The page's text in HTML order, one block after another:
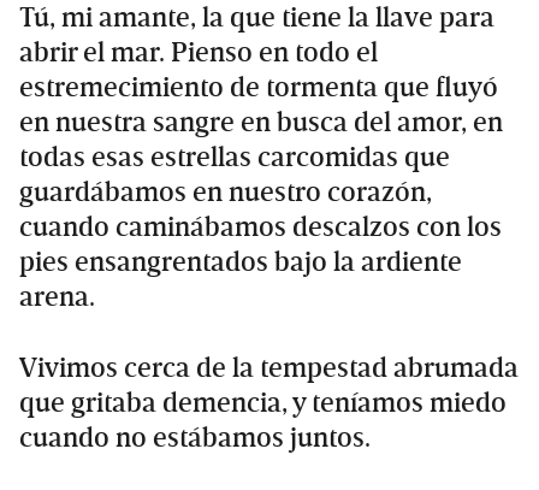
Tú, mi amante, la que tiene la llave para
abrir el mar. Pienso en todo el
estremecimiento de tormenta que fluyó
en nuestra sangre en busca del amor, en
todas esas estrellas carcomidas que
guardábamos en nuestro corazón,
cuando caminábamos descalzos con los
pies ensangrentados bajo la ardiente
arena.
Vivimos cerca de la tempestad abrumada
que gritaba demencia, y teníamos miedo
cuando no estábamos juntos.